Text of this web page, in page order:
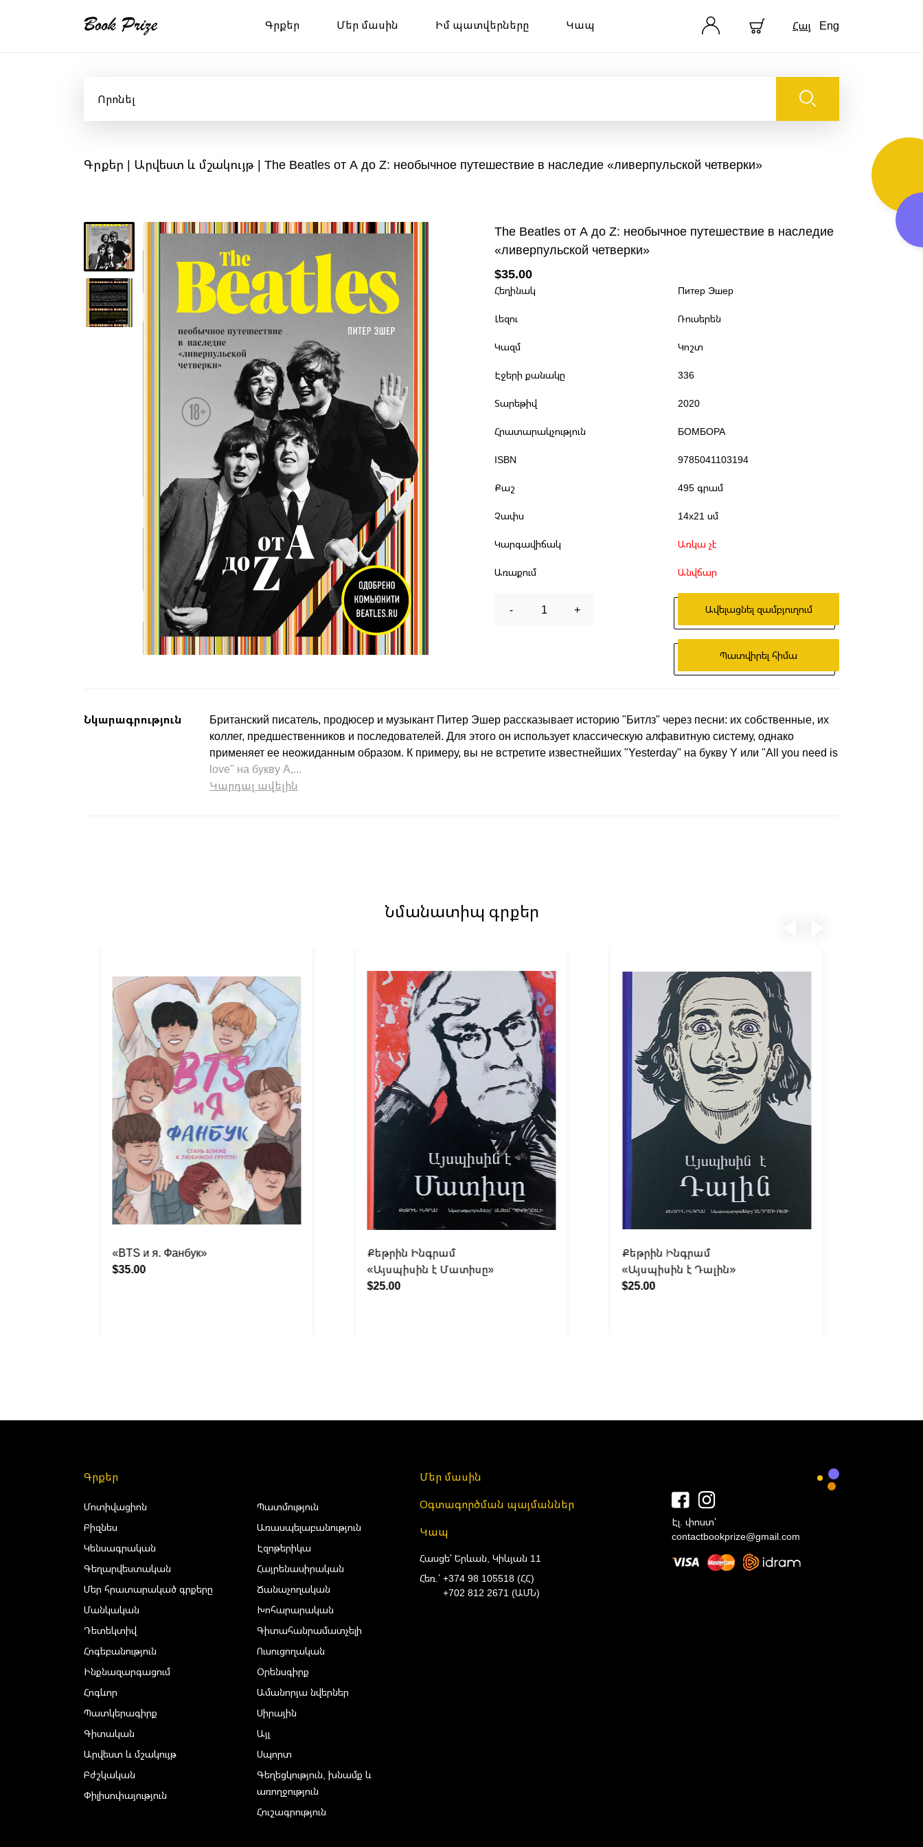
Գրքեր Մեր մասին Իմ պատվերները Կապ Հայ Eng
Գրքեր | Արվեստ և մշակույթ | The Beatles от A до Z: необычное путешествие в наследие «ливерпульской четверки»
The Beatles от A до Z: необычное путешествие в наследие
«ливерпульской четверки»
$35.00
Հեղինակ Питер Эшер
Լեզու Ռուսերեն
Կազմ Կոշտ
Էջերի քանակը 336
Տարեթիվ 2020
Հրատարակչություն БОМБОРА
ISBN 9785041103194
Քաշ 495 գրամ
Չափս 14x21 սմ
Կարգավիճակ Առկա չէ
Առաքում Անվճար
- 1 + Ավելացնել զամբյուղում
Պատվիրել հիմա
Նկարագրություն
Британский писатель, продюсер и музыкант Питер Эшер рассказывает историю "Битлз" через песни: их собственные, их
коллег, предшественников и последователей. Для этого он использует классическую алфавитную систему, однако
применяет ее неожиданным образом. К примеру, вы не встретите известнейших "Yesterday" на букву Y или "All you need is
love" на букву A,...
Կարդալ ավելին
Նմանատիպ գրքեր
«BTS и я. Фанбук»
$35.00
Քեթրին Ինգրամ
«Այսպիսին է Մատիսը»
$25.00
Քեթրին Ինգրամ
«Այսպիսին է Դալին»
$25.00
Գրքեր
Մոտիվացիոն
Բիզնես
Կենսագրական
Գեղարվեստական
Մեր հրատարակած գրքերը
Մանկական
Դետեկտիվ
Հոգեբանություն
Ինքնազարգացում
Հոգևոր
Պատկերագիրք
Գիտական
Արվեստ և մշակույթ
Բժշկական
Փիլիսոփայություն
Պատմություն
Առասպելաբանություն
Էզոթերիկա
Հայրենասիրական
Ճանաչողական
Խոհարարական
Գիտահանրամատչելի
Ուսուցողական
Օրենսգիրք
Ամանորյա նվերներ
Սիրային
Այլ
Սպորտ
Գեղեցկություն, խնամք և
առողջություն
Հուշագրություն
Մեր մասին
Օգտագործման պայմաններ
Կապ
Հասցե՝ Երևան, Կիևյան 11
Հեռ.՝+374 98 105518 (ՀՀ)
+702 812 2671 (ԱՄՆ)
Էլ. փոստ՝
contactbookprize@gmail.com